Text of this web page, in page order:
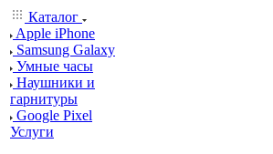
Каталог
Apple iPhone
Samsung Galaxy
Умные часы
Наушники и
гарнитуры
Google Pixel
Услуги